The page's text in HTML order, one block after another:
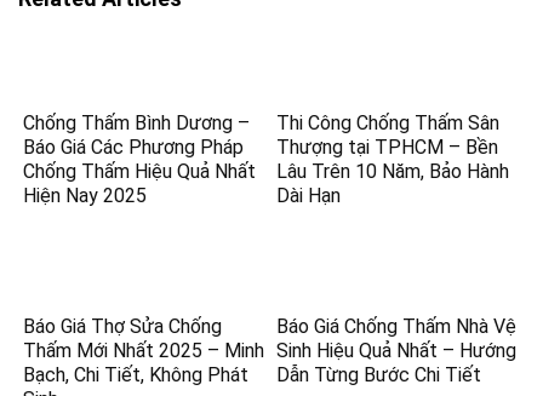
Chống Thấm Bình Dương –
Báo Giá Các Phương Pháp
Chống Thấm Hiệu Quả Nhất
Hiện Nay 2025
Thi Công Chống Thấm Sân
Thượng tại TPHCM – Bền
Lâu Trên 10 Năm, Bảo Hành
Dài Hạn
Báo Giá Thợ Sửa Chống
Thấm Mới Nhất 2025 – Minh
Bạch, Chi Tiết, Không Phát
Báo Giá Chống Thấm Nhà Vệ
Sinh Hiệu Quả Nhất – Hướng
Dẫn Từng Bước Chi Tiết